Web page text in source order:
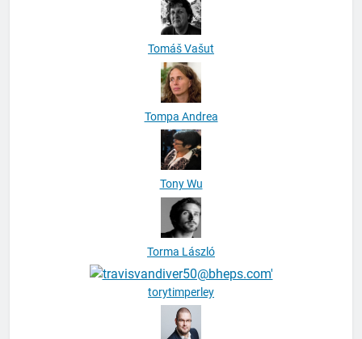
Tomáš Vašut
Tompa Andrea
Tony Wu
Torma László
torytimperley